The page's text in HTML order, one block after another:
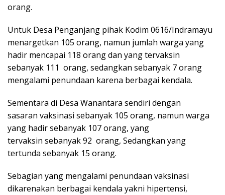
orang.
Untuk Desa Penganjang pihak Kodim 0616/Indramayu
menargetkan 105 orang, namun jumlah warga yang
hadir mencapai 118 orang dan yang tervaksin
sebanyak 111 orang, sedangkan sebanyak 7 orang
mengalami penundaan karena berbagai kendala.
Sementara di Desa Wanantara sendiri dengan
sasaran vaksinasi sebanyak 105 orang, namun warga
yang hadir sebanyak 107 orang, yang
tervaksin sebanyak 92 orang, Sedangkan yang
tertunda sebanyak 15 orang.
Sebagian yang mengalami penundaan vaksinasi
dikarenakan berbagai kendala yakni hipertensi,